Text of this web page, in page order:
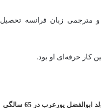
نمایشی و مترجمی زبان فرانسه تحصیل
پورعرب در 65 سالگی